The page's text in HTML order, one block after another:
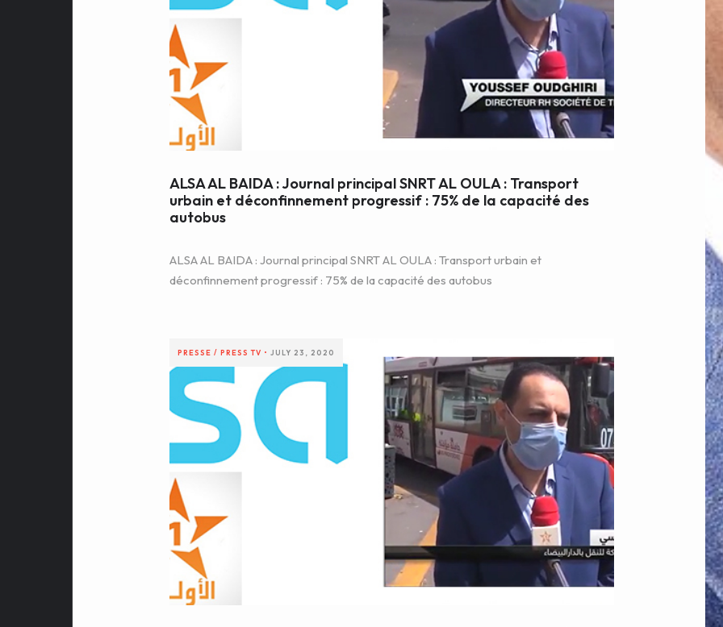
ALSA AL BAIDA : Journal principal SNRT AL OULA : Transport
urbain et déconfinnement progressif : 75% de la capacité des
autobus
ALSA AL BAIDA : Journal principal SNRT AL OULA : Transport urbain et
déconfinnement progressif : 75% de la capacité des autobus
PRESSE / PRESSTV • JULY 23, 2020